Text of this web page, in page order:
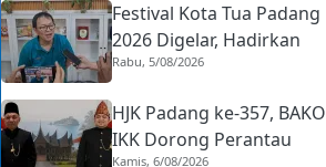
dengan Seorang Sopir
Festival Kota Tua Padang
2026 Digelar, Hadirkan
Peserta Barongsai dari
Rabu, 5/08/2026
HJK Padang ke-357, BAKO
IKK Dorong Perantau
Kamis, 6/08/2026